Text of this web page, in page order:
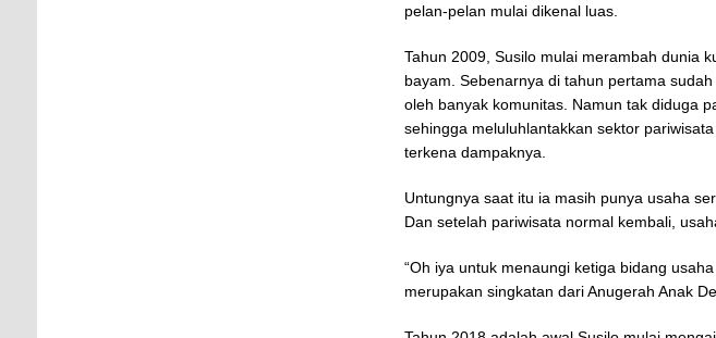
pelan-pelan mulai dikenal luas.
Tahun 2009, Susilo mulai merambah dunia
bayam. Sebenarnya di tahun pertama
oleh banyak komunitas. Namun tak diduga
sehingga meluluhlantakkan sektor
terkena dampaknya.
Untungnya saat itu ia masih punya usaha
Dan setelah pariwisata normal kembali,
“Oh iya untuk menaungi ketiga bidang
merupakan singkatan dari Anugerah Anak